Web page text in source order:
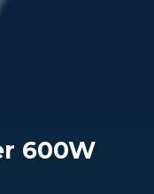
600W